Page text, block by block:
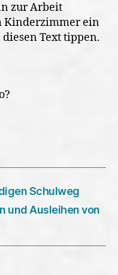
zur Arbeit
Kinderzimmer ein
Text tippen.
Schulweg
und Ausleihen von